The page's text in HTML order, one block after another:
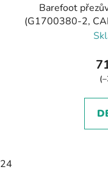
Barefoot
(G1700380-2,
24